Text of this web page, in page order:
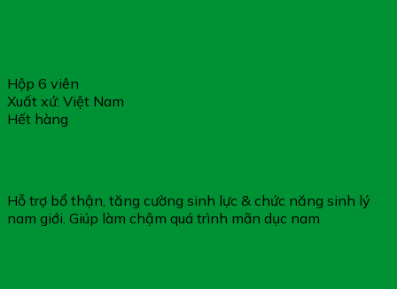
Hộp 6 viên
Xuất xứ: Việt Nam
Hết hàng
Hỗ trợ bổ thận, tăng cường sinh lực & chức năng sinh lý
nam giới. Giúp làm chậm quá trình mãn dục nam